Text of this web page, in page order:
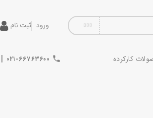
ورود ثبت نام
کارکرده ۰۲۱-۶۶۷۶۳۶۰۰ |